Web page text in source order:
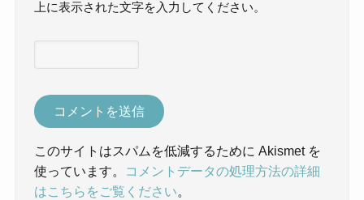
上に表示された文字を入力してください。
このサイトはスパムを低減するために Akismet を
使っています。
コメントデータの処理方法の詳細
はこちらをご覧ください。